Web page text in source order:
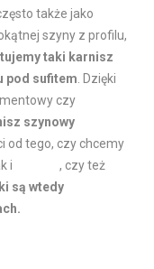
także jako
szyny z profilu,
taki karnisz
pod sufitem . Dzięki
czy
szynowy
od tego, czy chcemy
i
, czy też
są wtedy